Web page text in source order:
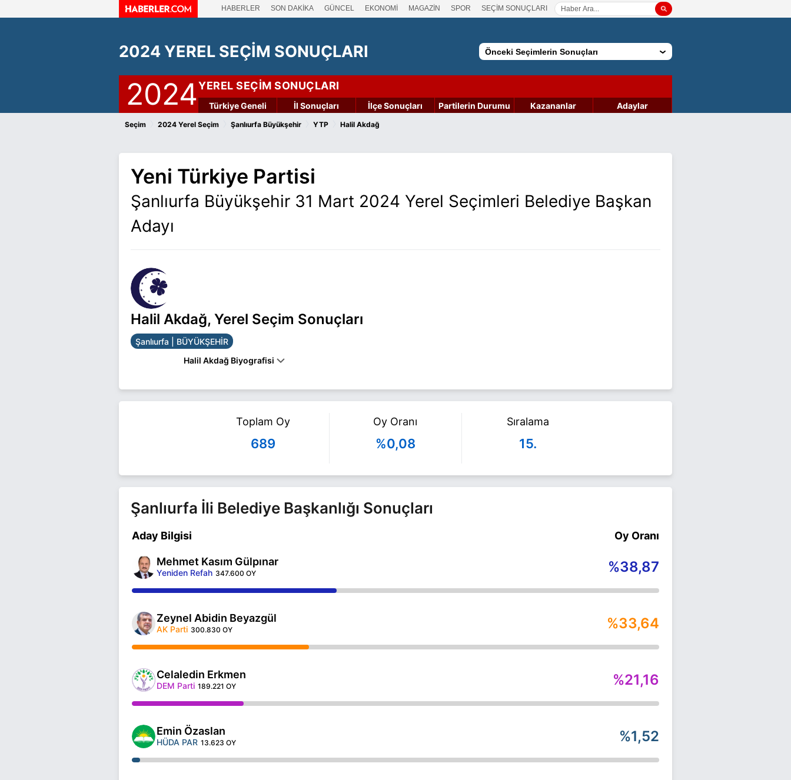
HABERLER SON DAKİKA GÜNCEL EKONOMİ MAGAZİN SPOR SEÇİM SONUÇLARI
2024 YEREL SEÇİM SONUÇLARI Önceki Seçimlerin Sonuçları
2024YEREL SEÇİM SONUÇLARI
Türkiye Geneli İl Sonuçları İlçe Sonuçları Partilerin Durumu Kazananlar Adaylar
Seçim 2024 Yerel Seçim Şanlıurfa Büyükşehir YTP Halil Akdağ
Yeni Türkiye Partisi
Şanlıurfa Büyükşehir 31 Mart 2024 Yerel Seçimleri Belediye Başkan
Adayı
Halil Akdağ, Yerel Seçim Sonuçları
Şanlıurfa | BÜYÜKŞEHİR
Halil Akdağ Biyografisi
Akdağ ile ilgili daha fazla bilgi için
Halil Akdağ Haberleri
Toplam Oy
689
Oy Oranı
%0,08
Sıralama
15.
Şanlıurfa İli Belediye Başkanlığı Sonuçları
Aday Bilgisi Oy Oranı
Mehmet Kasım Gülpınar
Yeniden Refah 347.600 OY %38,87
Zeynel Abidin Beyazgül
AK Parti 300.830 OY %33,64
Celaledin Erkmen
DEM Parti 189.221 OY %21,16
Emin Özaslan
HÜDA PAR 13.623 OY %1,52